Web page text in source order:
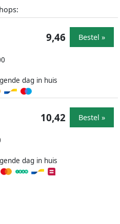
dag in huis
9,46 Bestel »
dag in huis
10,42 Bestel »